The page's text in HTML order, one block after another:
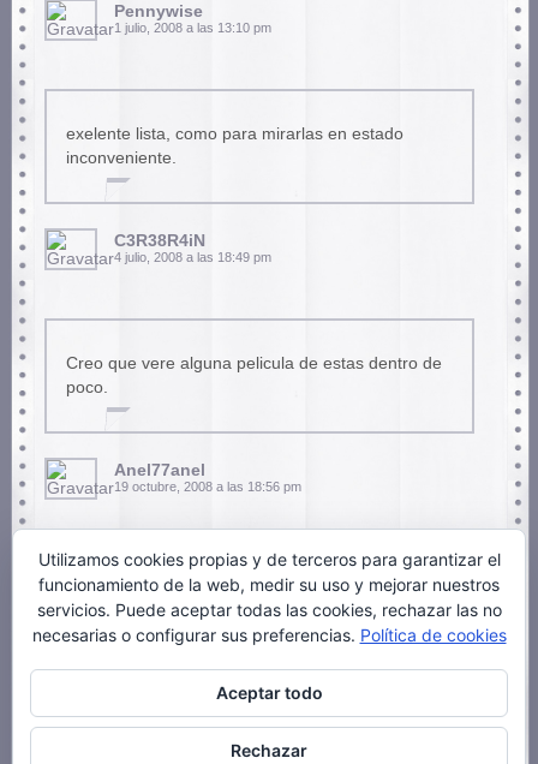
Pennywise
1 julio, 2008 a las 13:10 pm
exelente lista, como para mirarlas en estado
inconveniente.
C3R38R4iN
4 julio, 2008 a las 18:49 pm
Creo que vere alguna pelicula de estas dentro de
poco.
Anel77anel
19 octubre, 2008 a las 18:56 pm
Una puta mierda todas maricones, zorras, me
cago en vuestros muertos
27 julio, 2009 a las 19:03 pm
Utilizamos cookies propias y de terceros para garantizar el
funcionamiento de la web, medir su uso y mejorar nuestros
servicios. Puede aceptar todas las cookies, rechazar las no
necesarias o configurar sus preferencias. Política de cookies
Aceptar todo
Rechazar